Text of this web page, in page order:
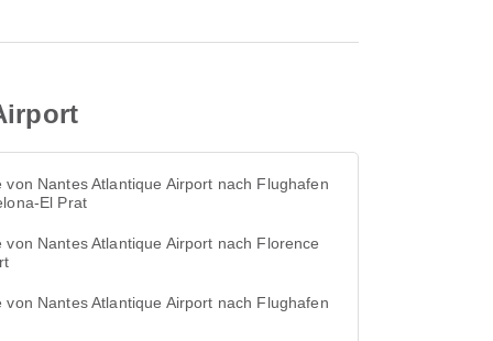
von Nantes Atlantique Airport nach Flughafen
El Prat
von Nantes Atlantique Airport nach Florence
von Nantes Atlantique Airport nach Flughafen